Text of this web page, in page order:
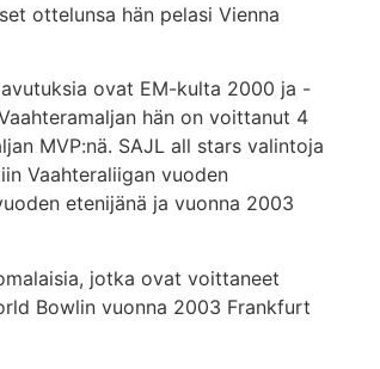
ottelunsa hän pelasi Vienna
ovat EM-kulta 2000 ja -
hän on voittanut 4
MVP:nä. SAJL all stars valintoja
Vaahteraliigan vuoden
etenijänä ja vuonna 2003
jotka ovat voittaneet
Bowlin vuonna 2003 Frankfurt